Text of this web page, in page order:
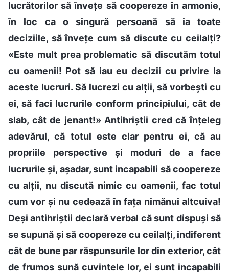
lucrătorilor să învețe să coopereze în armonie,
în loc ca o singură persoană să ia toate
deciziile, să învețe cum să discute cu ceilalți?
«Este mult prea problematic să discutăm totul
cu oamenii! Pot să iau eu decizii cu privire la
aceste lucruri. Să lucrezi cu alții, să vorbești cu
ei, să faci lucrurile conform principiului, cât de
slab, cât de jenant!» Antihriștii cred că înțeleg
adevărul, că totul este clar pentru ei, că au
propriile perspective și moduri de a face
lucrurile și, așadar, sunt incapabili să coopereze
cu alții, nu discută nimic cu oamenii, fac totul
cum vor și nu cedează în fața nimănui altcuiva!
Deși antihriștii declară verbal că sunt dispuși să
se supună și să coopereze cu ceilalți, indiferent
cât de bune par răspunsurile lor din exterior, cât
de frumos sună cuvintele lor, ei sunt incapabili